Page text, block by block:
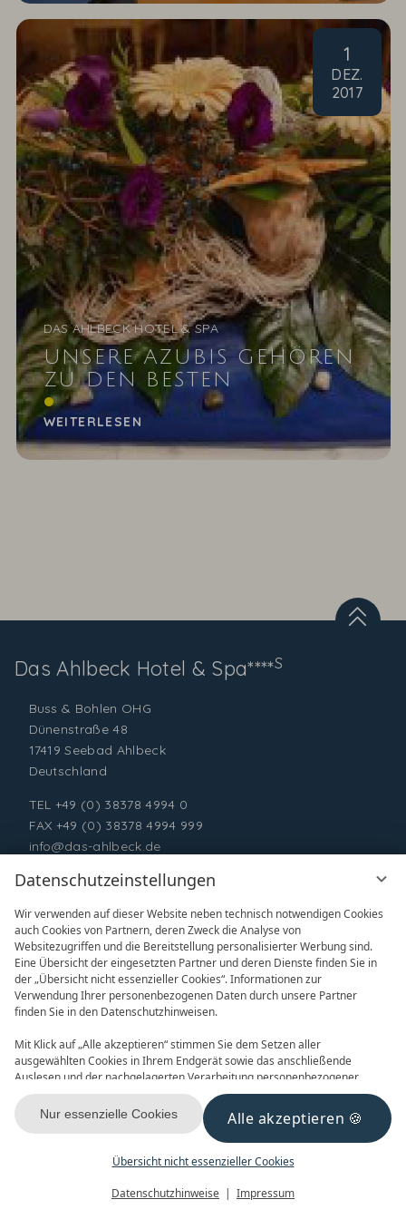
Datenschutzeinstellungen
Wir verwenden auf dieser Website neben technisch notwendigen Cookies
auch Cookies von Partnern, deren Zweck die Analyse von
Websitezugriffen und die Bereitstellung personalisierter Werbung sind.
Eine Übersicht der eingesetzten Partner und deren Dienste finden Sie in
der „Übersicht nicht essenzieller Cookies“. Informationen zur
Verwendung Ihrer personenbezogenen Daten durch unsere Partner
finden Sie in den Datenschutzhinweisen.
Mit Klick auf „Alle akzeptieren“ stimmen Sie dem Setzen aller
ausgewählten Cookies in Ihrem Endgerät sowie das anschließende
Auslesen und der nachgelagerten Verarbeitung personenbezogener
Daten (z.B. Ihrer IP-Adresse) durch uns und unseren Partnern zu. Falls
Sie damit nicht einverstanden sind, klicken Sie bitte auf „Nur essenzielle
Cookies“. Eine individuelle Auswahl können Sie unter „Übersicht nicht
essenzieller Cookies“ tätigen. Sie können Ihre Auswahl im Fußbereich
dieser Website oder in den Datenschutzhinweisen jederzeit aufrufen und
Alle akzeptieren
Nur essenzielle Cookies
Übersicht nicht essenzieller Cookies
Datenschutzhinweise Impressum
GutscheineBuchen
1
DEZ.
2017
UNSERE AZUBIS GEHÖREN
ZU DEN BESTEN
Gediegen geht es zu im Restaurant vom Forsthaus
Damerow. Alles ist schick dekoriert. Die Gäste sind
entspannt...
DAS AHLBECK HOTEL & SPA
WEITERLESEN
Das Ahlbeck Hotel & Spa****S
Buss & Bohlen OHG
Dünenstraße 48
17419 Seebad Ahlbeck
Deutschland
TEL +49 (0) 38378 4994 0
FAX +49 (0) 38378 4994 999
info@das-ahlbeck.de
ONLINE BUCHEN ANFRAGEN
GUTSCHEINE NEWSLETTER